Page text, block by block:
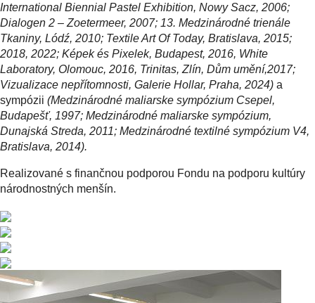
International Biennial Pastel Exhibition, Nowy Sacz, 2006;
Dialogen 2 – Zoetermeer, 2007; 13. Medzinárodné trienále
Tkaniny, Lódź, 2010; Textile Art Of Today, Bratislava, 2015;
2018, 2022; Képek és Pixelek, Budapest, 2016, White
Laboratory, Olomouc, 2016, Trinitas, Zlín, Dům umění,2017;
Vizualizace nepřítomnosti, Galerie Hollar, Praha, 2024) a
sympózii (Medzinárodné maliarske sympózium Csepel,
Budapešť, 1997; Medzinárodné maliarske sympózium,
Dunajská Streda, 2011; Medzinárodné textilné sympózium V4,
Bratislava, 2014).
Realizované s finančnou podporou Fondu na podporu kultúry
národnostných menšín.